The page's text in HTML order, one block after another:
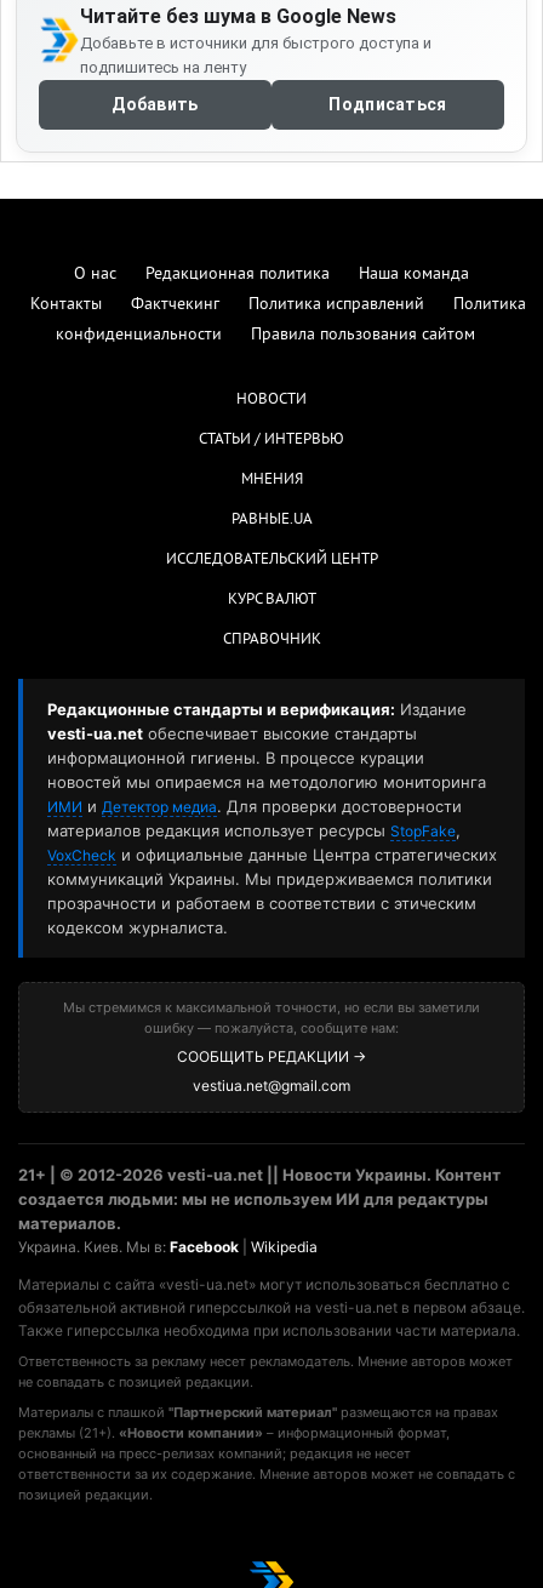
Читайте без шума в Google News
Добавьте в источники для быстрого доступа и
подпишитесь на ленту
Добавить Подписаться
О нас Редакционная политика
Наша команда
Контакты
Фактчекинг Политика исправлений
Политика
конфиденциальности
Правила пользования сайтом
НОВОСТИ
СТАТЬИ / ИНТЕРВЬЮ
МНЕНИЯ
РАВНЫЕ.UA
ИССЛЕДОВАТЕЛЬСКИЙ ЦЕНТР
КУРС ВАЛЮТ
СПРАВОЧНИК
Редакционные стандарты и верификация: Издание
vesti-ua.net обеспечивает высокие стандарты
информационной гигиены. В процессе курации
новостей мы опираемся на методологию мониторинга
ИМИ и Детектор медиа. Для проверки достоверности
материалов редакция использует ресурсы StopFake,
VoxCheck и официальные данные Центра стратегических
коммуникаций Украины. Мы придерживаемся политики
прозрачности и работаем в соответствии с этическим
кодексом журналиста.
Мы стремимся к максимальной точности, но если вы заметили
ошибку — пожалуйста, сообщите нам:
СООБЩИТЬ РЕДАКЦИИ →
vestiua.net@gmail.com
21+ | © 2012-2026 vesti-ua.net || Новости Украины. Контент
создается людьми: мы не используем ИИ для редактуры
материалов.
Украина. Киев. Мы в: Facebook Wikipedia
Материалы с сайта «vesti-ua.net» могут использоваться бесплатно с
обязательной активной гиперссылкой на vesti-ua.net в первом абзаце.
Также гиперссылка необходима при использовании части материала.
Ответственность за рекламу несет рекламодатель. Мнение авторов может
не совпадать с позицией редакции.
Материалы с плашкой "Партнерский материал" размещаются на правах
рекламы (21+). «Новости компании» – информационный формат,
основанный на пресс-релизах компаний; редакция не несет
ответственности за их содержание. Мнение авторов может не совпадать с
позицией редакции.